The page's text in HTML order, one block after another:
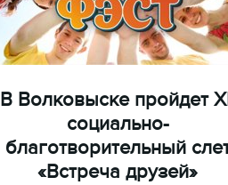
В Волковыске пройдет
социально-
благотворительный
«Встреча друзей»